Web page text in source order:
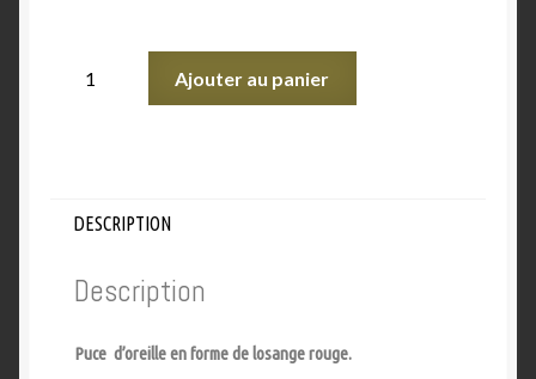
Ajouter au panier
DESCRIPTION
Description
Puce d’oreille en forme de losange rouge.